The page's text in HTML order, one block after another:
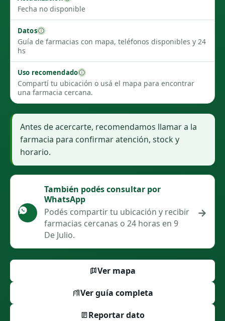
Fecha no disponible
Datos
Guía de farmacias con mapa, teléfonos disponibles y 24
hs
Uso recomendado
Compartí tu ubicación o usá el mapa para encontrar
una farmacia cercana.
Antes de acercarte, recomendamos llamar a la
farmacia para confirmar atención, stock y
horario.
También podés consultar por
WhatsApp
Podés compartir tu ubicación y recibir
farmacias cercanas o 24 horas en 9
De Julio.
→
Ver mapa
Ver guía completa
Reportar dato